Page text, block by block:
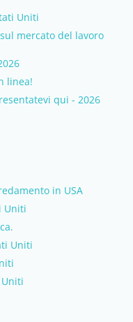
Uniti
mercato del lavoro
linea!
qui - 2026
in USA
Uniti
Uniti